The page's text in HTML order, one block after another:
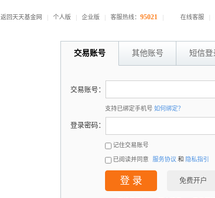
返回天天基金网 个人版 企业版 客服热线： 95021 在线客服
交易账号 其他账号 短信登
交易账号：
支持已绑定手机号 如何绑定？
登录密码：
记住交易账号
已阅读并同意 服务协议 和 隐私指引
登 录 免费开户